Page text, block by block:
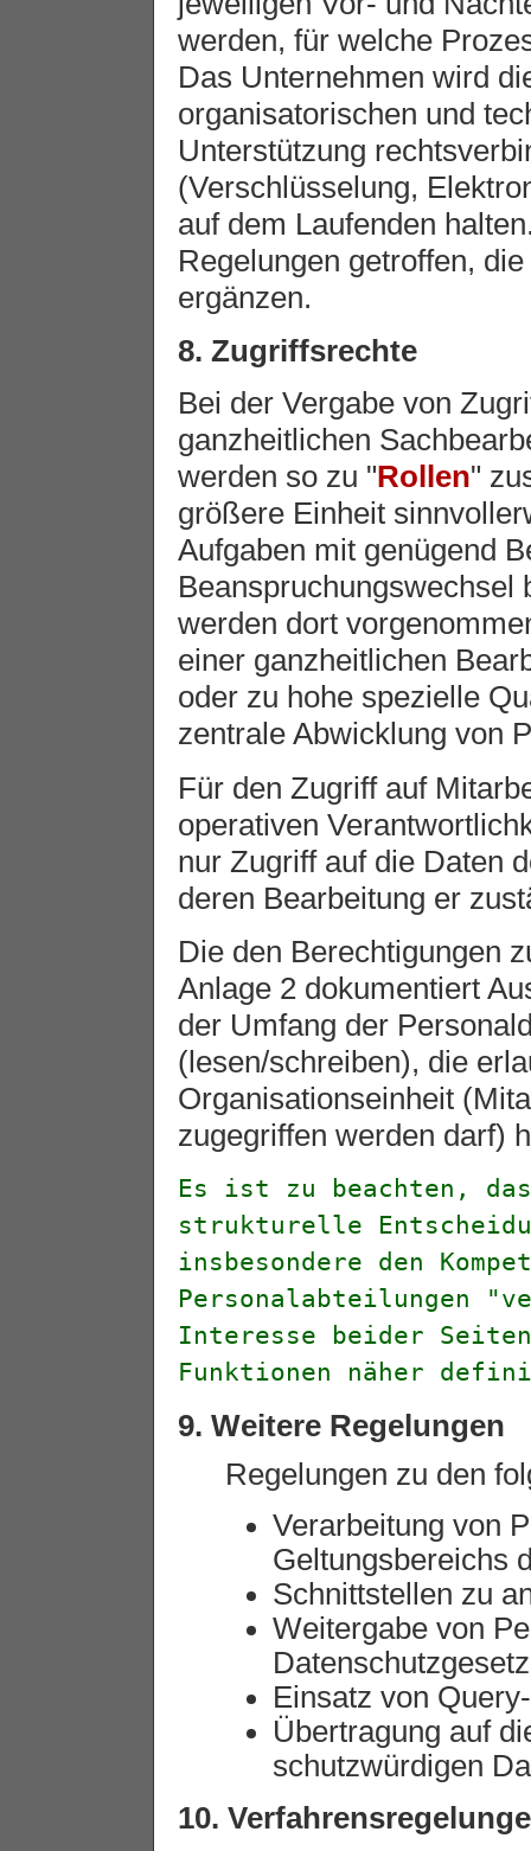
werden, für welche
Das Unternehmen wird
organisatorischen und
Unterstützung
(Verschlüsselung,
auf dem Laufenden
Regelungen getroffen,
ergänzen.
8. Zugriffsrechte
Bei der Vergabe von
ganzheitlichen
werden so zu "Rollen"
größere Einheit
Aufgaben mit genügend
Beanspruchungswechsel
werden dort
einer ganzheitlichen
oder zu hohe spezielle
zentrale Abwicklung von
Für den Zugriff auf
operativen
nur Zugriff auf die Daten
deren Bearbeitung er
Die den Berechtigungen
Anlage 2 dokumentiert
der Umfang der
(lesen/schreiben), die
Organisationseinheit
zugegriffen werden darf)
Es ist zu beachten,
strukturelle
insbesondere den
Personalabteilungen
Interesse beider
Funktionen näher
9. Weitere Regelungen
Regelungen zu den
Verarbeitung von
Geltungsbereichs
Schnittstellen zu
Weitergabe von
Einsatz von
Übertragung auf
schutzwürdigen
10.